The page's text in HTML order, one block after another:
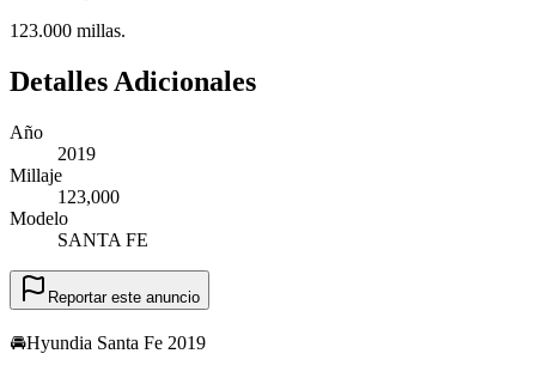
123.000 millas.
Detalles Adicionales
Año
2019
Millaje
123,000
Modelo
SANTA FE
Reportar este anuncio
🚘Hyundia Santa Fe 2019